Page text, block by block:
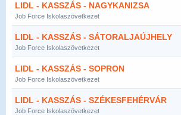
LIDL - KASSZÁS - NAGYKANIZSA
Job Force Iskolaszövetkezet
LIDL - KASSZÁS - SÁTORALJAÚJHELY
Job Force Iskolaszövetkezet
LIDL - KASSZÁS - SOPRON
Job Force Iskolaszövetkezet
LIDL - KASSZÁS - SZÉKESFEHÉRVÁR
Job Force Iskolaszövetkezet